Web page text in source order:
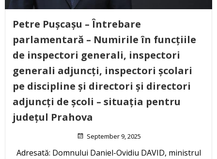
Petre Pușcașu – Întrebare
parlamentară – Numirile în funcțiile
de inspectori generali, inspectori
generali adjuncți, inspectori școlari
pe discipline și directori și directori
adjuncți de școli – situația pentru
județul Prahova
September 9, 2025
Adresată: Domnului Daniel-Ovidiu DAVID, ministrul